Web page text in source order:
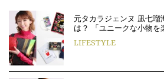
元タカラジェンヌ 凪七瑠
は？ 「ユニークな小物
LIFESTYLE